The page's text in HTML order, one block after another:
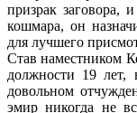
призрак заговора,
кошмара, он
для лучшего
Став наместником
должности 19 лет,
довольном
эмир никогда не